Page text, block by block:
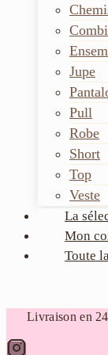
Jupe
Pull
Robe
Short
Top
Veste
La
Mon
Toute
Livraison en